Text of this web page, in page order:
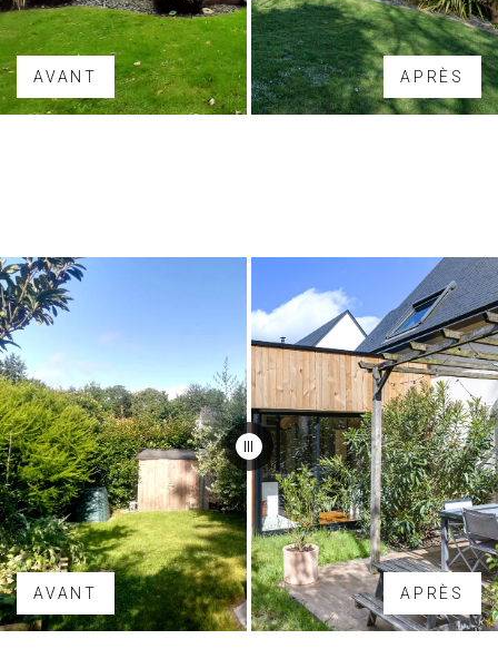
AVANT APRÈS
AVANT APRÈS